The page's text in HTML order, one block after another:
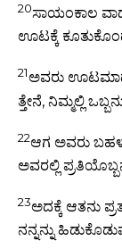
20ಸಾಯಂಕಾಲ
ಊಟಕ್ಕೆ
21ಅವರು
ತ್ತೇನೆ, ನಿಮ್ಮಲ್ಲಿ
22ಆಗ ಅವರು ಬಹಳ
ಅವರಲ್ಲಿ
23ಅದಕ್ಕೆ ಆತನು
ನನ್ನನ್ನು